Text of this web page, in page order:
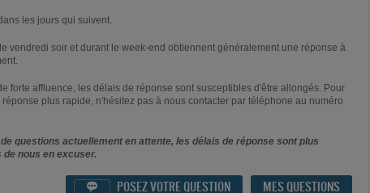
les jours qui suivent.
vendredi soir et durant le week-end obtiennent généralement une réponse à
forte affluence, les délais de réponse sont susceptibles d'être allongés. Pour
plus rapide, n'hésitez pas à nous contacter par téléphone au numéro
questions actuellement en attente, les délais de réponse sont plus
nous en excuser.
 POSEZ VOTRE QUESTION MES QUESTIONS